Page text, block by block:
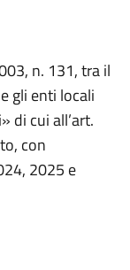
n. 131, tra il
gli enti locali
di cui all’art.
con
2025 e